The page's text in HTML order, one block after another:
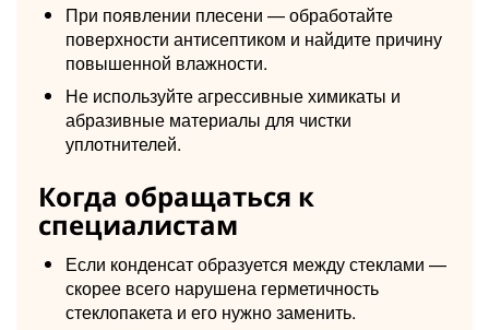
При появлении плесени — обработайте
поверхности антисептиком и найдите причину
повышенной влажности.
Не используйте агрессивные химикаты и
абразивные материалы для чистки
уплотнителей.
Когда обращаться к
специалистам
Если конденсат образуется между стеклами —
скорее всего нарушена герметичность
стеклопакета и его нужно заменить.